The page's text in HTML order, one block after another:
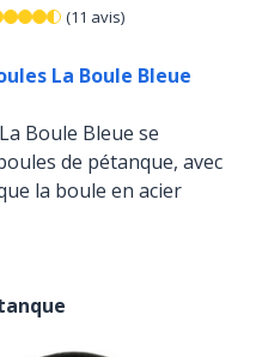
(11 avis)
La Boule Bleue
Boule Bleue se
de pétanque, avec
la boule en acier